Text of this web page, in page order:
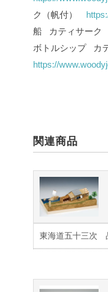
ク（帆付）
船 カティサーク
ボトルシップ カ
https://
関連商品
東海道五十三次